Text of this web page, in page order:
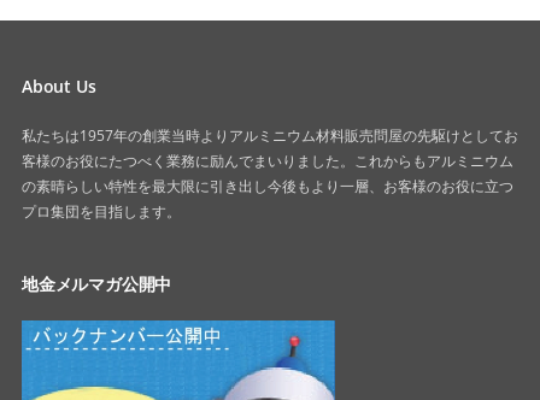
About Us
私たちは1957年の創業当時よりアルミニウム材料販売問屋の先駆けとしてお
客様のお役にたつべく業務に励んでまいりました。これからもアルミニウム
の素晴らしい特性を最大限に引き出し今後もより一層、お客様のお役に立つ
プロ集団を目指します。
地金メルマガ公開中